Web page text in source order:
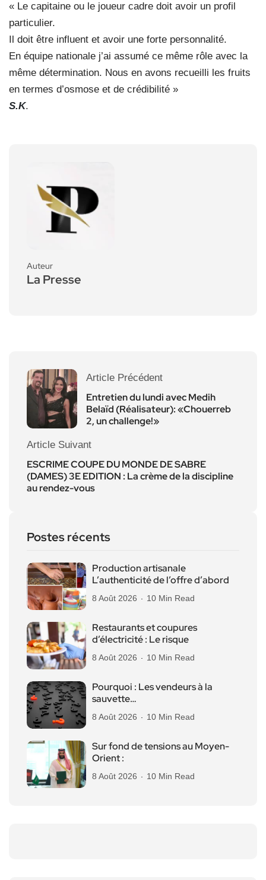
« Le capitaine ou le joueur cadre doit avoir un profil
particulier.
Il doit être influent et avoir une forte personnalité.
En équipe nationale j’ai assumé ce même rôle avec la
même détermination. Nous en avons recueilli les fruits
en termes d’osmose et de crédibilité »
S.K.
Auteur
La Presse
Article Précédent
Entretien du lundi avec Medih
Belaïd (Réalisateur): «Chouerreb
2, un challenge!»
Article Suivant
ESCRIME COUPE DU MONDE DE SABRE
(DAMES) 3E EDITION : La crème de la discipline
au rendez-vous
Postes récents
Production artisanale
L’authenticité de l’offre d’abord
8 Août 2026 10 Min Read
Restaurants et coupures
d’électricité : Le risque
8 Août 2026 10 Min Read
Pourquoi : Les vendeurs à la
sauvette…
8 Août 2026 10 Min Read
Sur fond de tensions au Moyen-
Orient :
8 Août 2026 10 Min Read